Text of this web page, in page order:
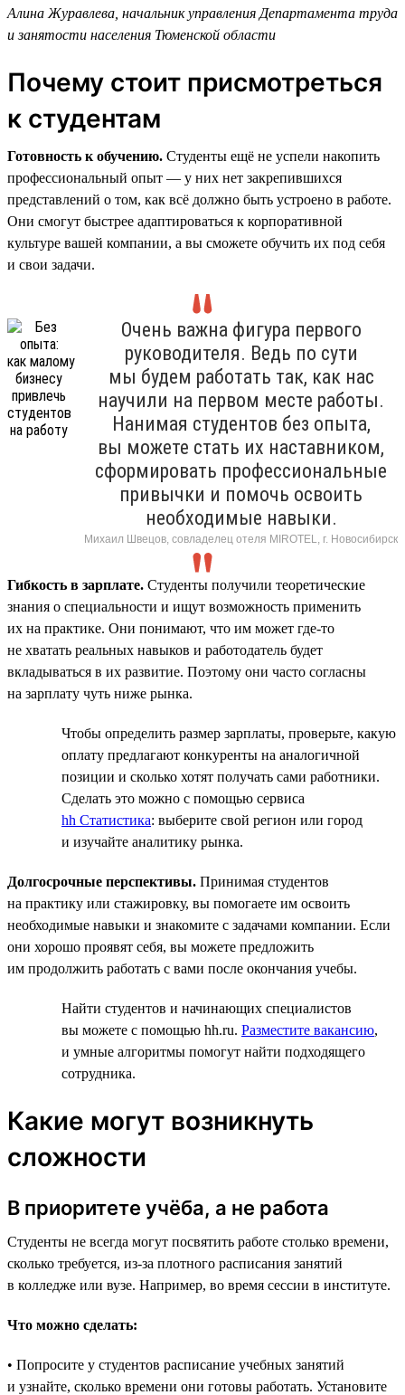
Алина Журавлева, начальник управления Департамента труда
и занятости населения Тюменской области
Почему стоит присмотреться
к студентам
Готовность к обучению. Студенты ещё не успели накопить
профессиональный опыт — у них нет закрепившихся
представлений о том, как всё должно быть устроено в работе.
Они смогут быстрее адаптироваться к корпоративной
культуре вашей компании, а вы сможете обучить их под себя
и свои задачи.
Очень важна фигура первого
руководителя. Ведь по сути
мы будем работать так, как нас
научили на первом месте работы.
Нанимая студентов без опыта,
вы можете стать их наставником,
сформировать профессиональные
привычки и помочь освоить
необходимые навыки.
Михаил Швецов, совладелец отеля MIROTEL, г. Новосибирск
Гибкость в зарплате. Студенты получили теоретические
знания о специальности и ищут возможность применить
их на практике. Они понимают, что им может где-то
не хватать реальных навыков и работодатель будет
вкладываться в их развитие. Поэтому они часто согласны
на зарплату чуть ниже рынка.
Чтобы определить размер зарплаты, проверьте, какую
оплату предлагают конкуренты на аналогичной
позиции и сколько хотят получать сами работники.
Сделать это можно с помощью сервиса
hh Статистика: выберите свой регион или город
и изучайте аналитику рынка.
Долгосрочные перспективы. Принимая студентов
на практику или стажировку, вы помогаете им освоить
необходимые навыки и знакомите с задачами компании. Если
они хорошо проявят себя, вы можете предложить
им продолжить работать с вами после окончания учебы.
Найти студентов и начинающих специалистов
вы можете с помощью hh.ru. Разместите вакансию,
и умные алгоритмы помогут найти подходящего
сотрудника.
Какие могут возникнуть
сложности
В приоритете учёба, а не работа
Студенты не всегда могут посвятить работе столько времени,
сколько требуется, из-за плотного расписания занятий
в колледже или вузе. Например, во время сессии в институте.
Что можно сделать:
• Попросите у студентов расписание учебных занятий
и узнайте, сколько времени они готовы работать. Установите